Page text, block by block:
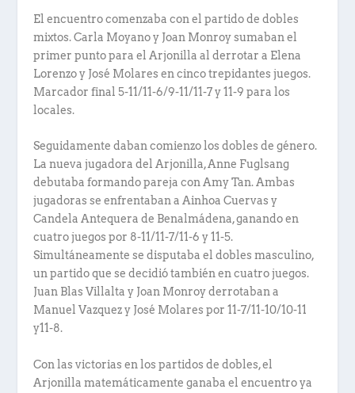
El encuentro comenzaba con el partido de dobles
mixtos. Carla Moyano y Joan Monroy sumaban el
primer punto para el Arjonilla al derrotar a Elena
Lorenzo y José Molares en cinco trepidantes juegos.
Marcador final 5-11/11-6/9-11/11-7 y 11-9 para los
locales.
Seguidamente daban comienzo los dobles de género.
La nueva jugadora del Arjonilla, Anne Fuglsang
debutaba formando pareja con Amy Tan. Ambas
jugadoras se enfrentaban a Ainhoa Cuervas y
Candela Antequera de Benalmádena, ganando en
cuatro juegos por 8-11/11-7/11-6 y 11-5.
Simultáneamente se disputaba el dobles masculino,
un partido que se decidió también en cuatro juegos.
Juan Blas Villalta y Joan Monroy derrotaban a
Manuel Vazquez y José Molares por 11-7/11-10/10-11
y11-8.
Con las victorias en los partidos de dobles, el
Arjonilla matemáticamente ganaba el encuentro ya